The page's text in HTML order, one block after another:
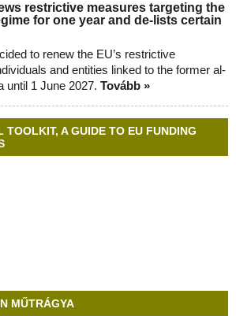
restrictive measures targeting the
for one year and de-lists certain
to renew the EU’s restrictive
and entities linked to the former al-
until 1 June 2027. Tovább »
TOOLKIT, A GUIDE TO EU FUNDING
MŰTRÁGYA